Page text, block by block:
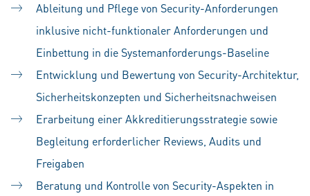
Ableitung und Pflege von Security-Anforderungen
inklusive nicht-funktionaler Anforderungen und
Einbettung in die Systemanforderungs-Baseline
Entwicklung und Bewertung von Security-Architektur,
Sicherheitskonzepten und Sicherheitsnachweisen
Erarbeitung einer Akkreditierungsstrategie sowie
Begleitung erforderlicher Reviews, Audits und
Freigaben
Beratung und Kontrolle von Security-Aspekten in